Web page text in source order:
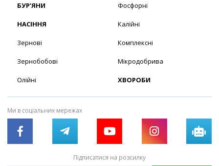
БУР’ЯНИ
НАСІННЯ
Зернові
Зернобобові
Олійні
Фосфорні
Калійні
Комплексні
Мікродобрива
ХВОРОБИ
Ми в соціальних мережах
Підписатися на розсилку